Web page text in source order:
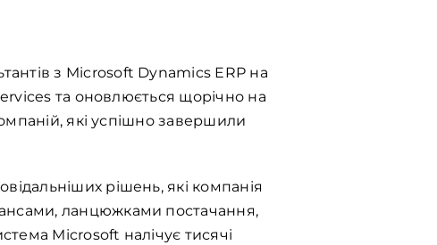
з Microsoft Dynamics ERP на
та оновлюється щорічно на
які успішно завершили
рішень, які компанія
ланцюжками постачання,
Microsoft налічує тисячі